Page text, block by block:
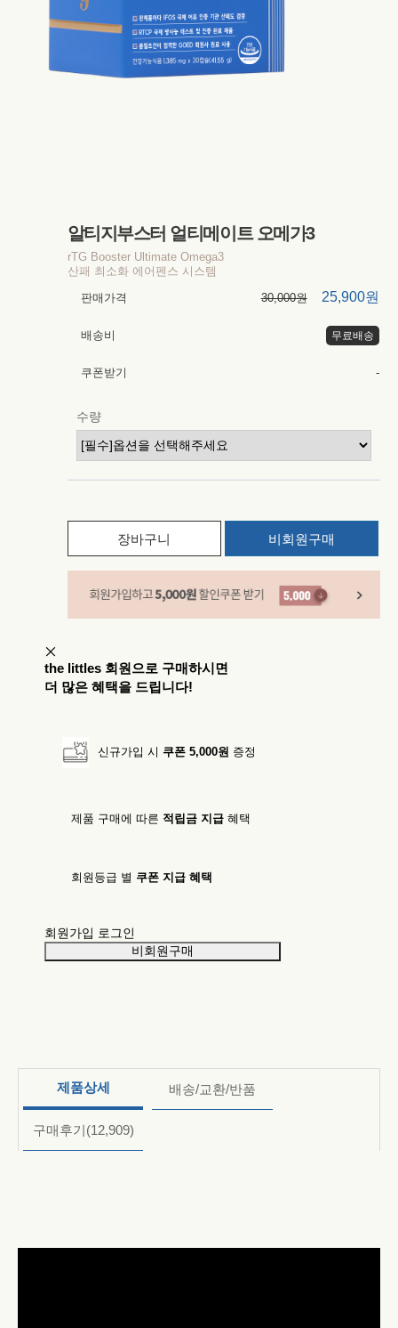
알티지부스터 얼티메이트 오메가3
rTG Booster Ultimate Omega3
산패 최소화 에어펜스 시스템
판매가격 30,000원 25,900원
배송비 무료배송
쿠폰받기 -
수량
장바구니 비회원구매
the littles 회원으로 구매하시면
더 많은 혜택을 드립니다!
신규가입 시 쿠폰 5,000원 증정
제품 구매에 따른 적립금 지급 혜택
회원등급 별 쿠폰 지급 혜택
회원가입 로그인
비회원구매
제품상세 배송/교환/반품
구매후기(12,909)